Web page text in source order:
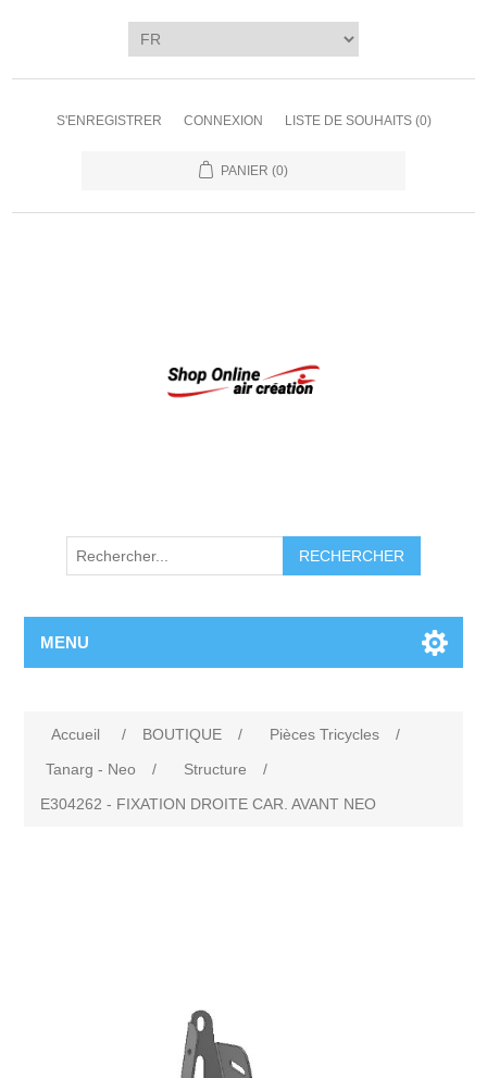
S'ENREGISTRER CONNEXION LISTE DE SOUHAITS (0)
PANIER (0)
RECHERCHER
MENU
Accueil / BOUTIQUE / Pièces Tricycles
/
Tanarg - Neo
/ Structure
/
E304262 - FIXATION DROITE CAR. AVANT NEO